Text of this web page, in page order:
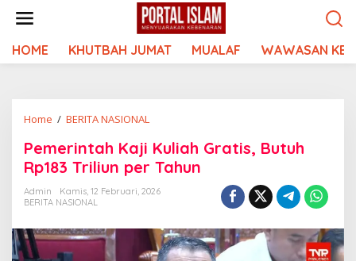
HOME KHUTBAH JUMAT MUALAF WAWASAN
Home / BERITA NASIONAL
Kuliah
Gratis,
Rp183
per
Tahun
Pemerintah Kaji Kuliah Gratis, Butuh
Rp183 Triliun per Tahun
Admin
Kamis, 12 Februari, 2026
BERITA NASIONAL